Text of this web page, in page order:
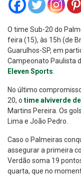
O time Sub-20 do
feira (15), às 15h (de
Guarulhos-SP, em
Campeonato Paulista
Eleven Sports
No último
20, o time alviverde
Martins Pereira. Os
Lima e João Pedro.
Caso o Palmeiras
assegurar a primeira
Verdão soma 19
quarta, que no